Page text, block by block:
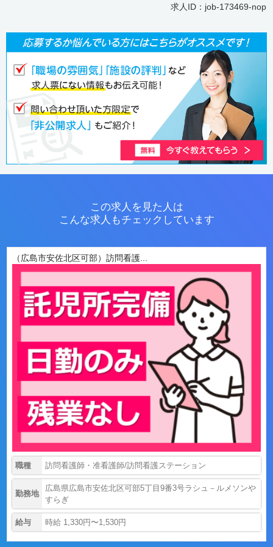
求人ID：job-173469-nop
この求人を見た人は
こんな求人もチェックしています
（広島市安佐北区可部）訪問看護...
職種 訪問看護師・准看護師/訪問看護ステーション
勤務地
広島県広島市安佐北区可部5丁目9番3号ラシュ－ルメソンや
すらぎ
給与 時給 1,330円〜1,530円